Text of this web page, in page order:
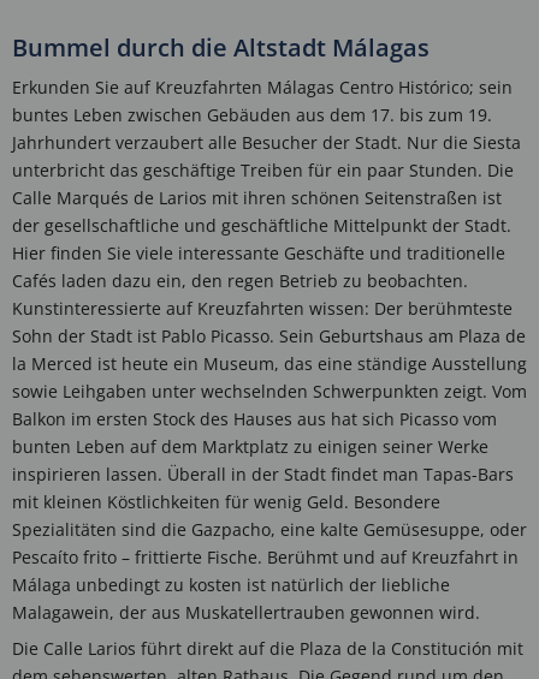
Bummel durch die Altstadt Málagas
Erkunden Sie auf Kreuzfahrten Málagas Centro Histórico; sein
buntes Leben zwischen Gebäuden aus dem 17. bis zum 19.
Jahrhundert verzaubert alle Besucher der Stadt. Nur die Siesta
unterbricht das geschäftige Treiben für ein paar Stunden. Die
Calle Marqués de Larios mit ihren schönen Seitenstraßen ist
der gesellschaftliche und geschäftliche Mittelpunkt der Stadt.
Hier finden Sie viele interessante Geschäfte und traditionelle
Cafés laden dazu ein, den regen Betrieb zu beobachten.
Kunstinteressierte auf Kreuzfahrten wissen: Der berühmteste
Sohn der Stadt ist Pablo Picasso. Sein Geburtshaus am Plaza de
la Merced ist heute ein Museum, das eine ständige Ausstellung
sowie Leihgaben unter wechselnden Schwerpunkten zeigt. Vom
Balkon im ersten Stock des Hauses aus hat sich Picasso vom
bunten Leben auf dem Marktplatz zu einigen seiner Werke
inspirieren lassen. Überall in der Stadt findet man Tapas-Bars
mit kleinen Köstlichkeiten für wenig Geld. Besondere
Spezialitäten sind die Gazpacho, eine kalte Gemüsesuppe, oder
Pescaíto frito – frittierte Fische. Berühmt und auf Kreuzfahrt in
Málaga unbedingt zu kosten ist natürlich der liebliche
Malagawein, der aus Muskatellertrauben gewonnen wird.
Die Calle Larios führt direkt auf die Plaza de la Constitución mit